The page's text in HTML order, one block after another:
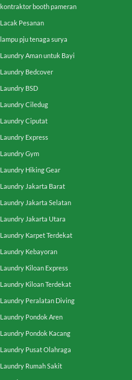
kontraktor booth pameran
Lacak Pesanan
lampu pju tenaga surya
Laundry Aman untuk Bayi
Laundry Bedcover
Laundry BSD
Laundry Ciledug
Laundry Ciputat
Laundry Express
Laundry Gym
Laundry Hiking Gear
Laundry Jakarta Barat
Laundry Jakarta Selatan
Laundry Jakarta Utara
Laundry Karpet Terdekat
Laundry Kebayoran
Laundry Kiloan Express
Laundry Kiloan Terdekat
Laundry Peralatan Diving
Laundry Pondok Aren
Laundry Pondok Kacang
Laundry Pusat Olahraga
Laundry Rumah Sakit